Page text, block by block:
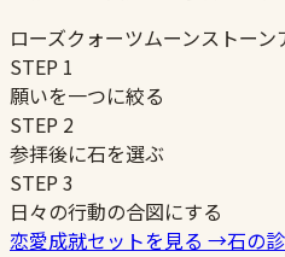
ローズクォーツムーンストーン
STEP 1
願いを一つに絞る
STEP 2
参拝後に石を選ぶ
STEP3
日々の行動の合図にする
恋愛成就セットを見る →石の